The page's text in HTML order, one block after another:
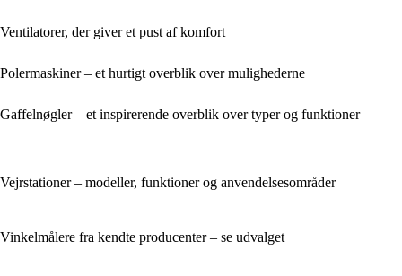
Ventilatorer, der giver et pust af komfort
Polermaskiner – et hurtigt overblik over mulighederne
Gaffelnøgler – et inspirerende overblik over typer og funktioner
Vejrstationer – modeller, funktioner og anvendelsesområder
Vinkelmålere fra kendte producenter – se udvalget